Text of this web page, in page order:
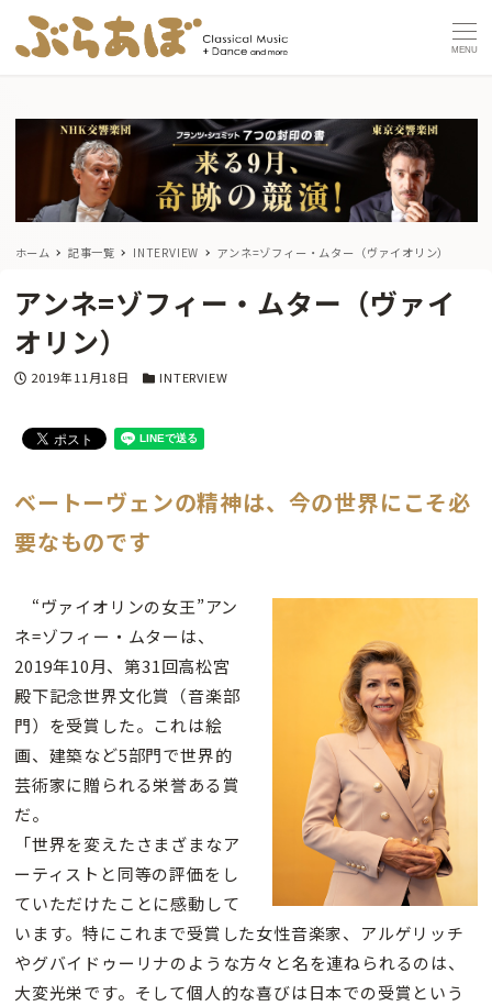
MENU
ホーム 記事一覧 INTERVIEW アンネ=ゾフィー・ムター（ヴァイオリン）
アンネ=ゾフィー・ムター（ヴァイ
オリン）
投稿日
2019年11月18日 カテゴリー
INTERVIEW
ベートーヴェンの精神は、今の世界にこそ必
要なものです
“ヴァイオリンの女王”アン
ネ=ゾフィー・ムターは、
2019年10月、第31回高松宮
殿下記念世界文化賞（音楽部
門）を受賞した。これは絵
画、建築など5部門で世界的
芸術家に贈られる栄誉ある賞
だ。
「世界を変えたさまざまなア
ーティストと同等の評価をし
ていただけたことに感動して
います。特にこれまで受賞した女性音楽家、アルゲリッチ
やグバイドゥーリナのような方々と名を連ねられるのは、
大変光栄です。そして個人的な喜びは日本での受賞という